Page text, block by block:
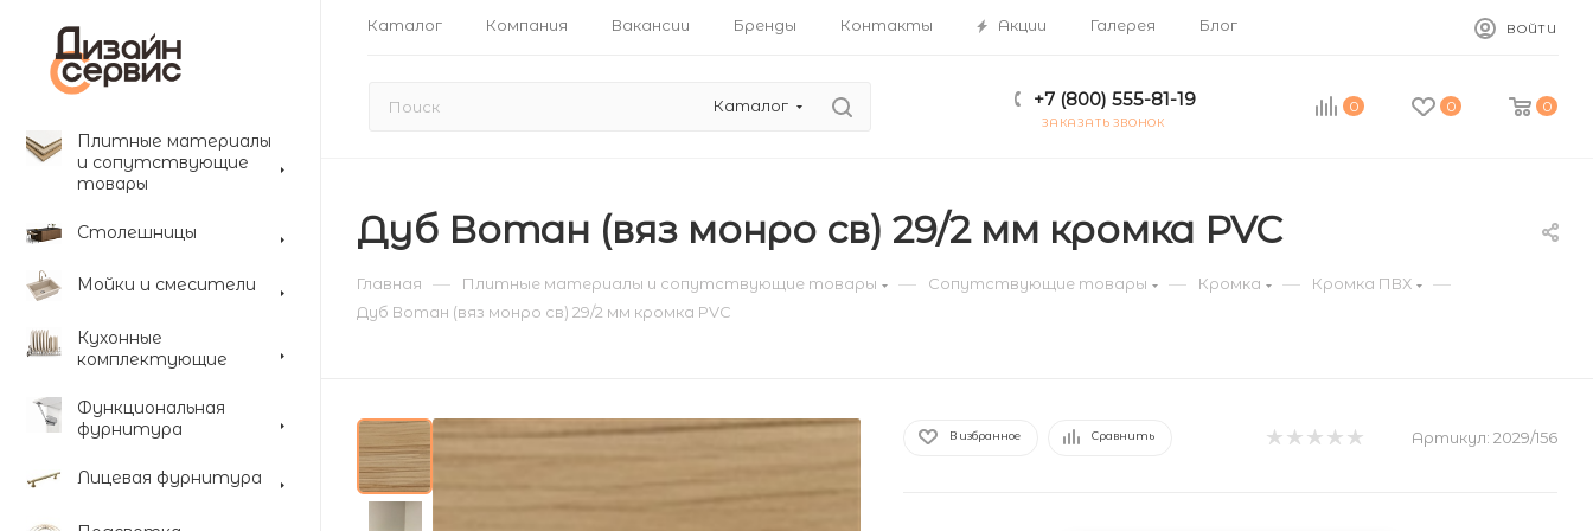
Каталог Компания Вакансии Бренды Контакты Акции Галерея Блог ВОЙТИ
Каталог +7 (800) 555-81-19
ЗАКАЗАТЬ ЗВОНОК
0 0 0
Плитные материалы
и сопутствующие
товары
Столешницы
Мойки и смесители
Кухонные
комплектующие
Функциональная
фурнитура
Лицевая фурнитура
Дуб Вотан (вяз монро св) 29/2 мм кромка PVC
Главная — Плитные материалы и сопутствующие товары — Сопутствующие товары — Кромка — Кромка ПВХ —
Дуб Вотан (вяз монро св) 29/2 мм кромка PVC
В избранное Сравнить Артикул: 2029/156